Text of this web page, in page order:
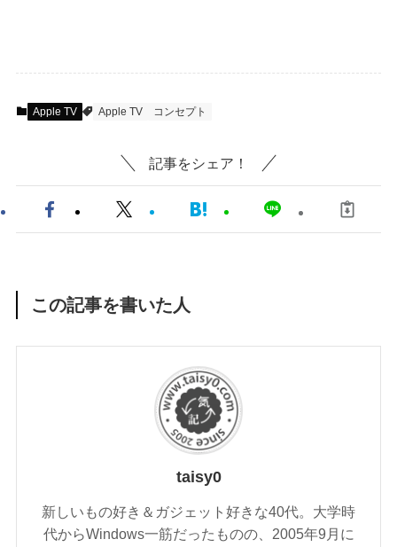
Apple TV Apple TV コンセプト
記事をシェア！
この記事を書いた人
taisy0
新しいもの好き＆ガジェット好きな40代。大学時
代からWindows一筋だったものの、2005年9月に